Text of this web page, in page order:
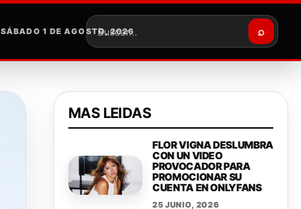
SÁBADO 1 DE AGOSTO, 2026
Buscar
⌕
MAS LEIDAS
FLOR VIGNA DESLUMBRA
CON UN VIDEO
PROVOCADOR PARA
PROMOCIONAR SU
CUENTA EN ONLYFANS
25 JUNIO, 2026